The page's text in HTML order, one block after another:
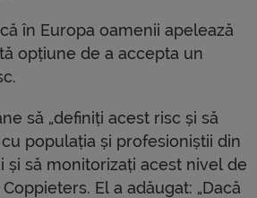
în Europa oamenii apelează
opțiune de a accepta un
să „definiți acest risc și să
populația și profesioniștii din
și să monitorizați acest nivel de
El a adăugat: „Dacă